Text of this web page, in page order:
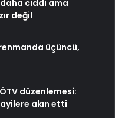
ciddi ama
değil
üçüncü,
düzenlemesi:
akın etti